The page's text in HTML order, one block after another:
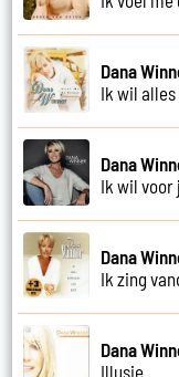
Dana
Ik wil
Dana
Ik wil voor
Dana
Ik zing
Dana
Illusie